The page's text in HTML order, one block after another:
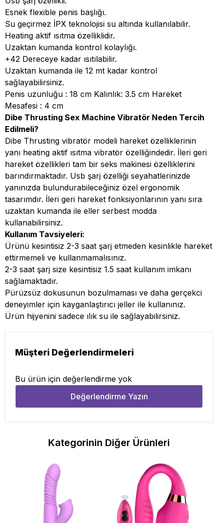
Esnek flexible penis başlığı.
Su geçirmez İPX teknolojisi su altında kullanılabilir.
Heating aktif ısıtma özelliklidir.
Uzaktan kumanda kontrol kolaylığı.
+42 Dereceye kadar ısıtılabilir.
Uzaktan kumanda ile 12 mt kadar kontrol
sağlayabilirsiniz.
Penis uzunluğu : 18 cm Kalınlık: 3.5 cm Hareket
Mesafesi : 4 cm
Dibe Thrusting Sex Machine Vibratör Neden Tercih
Edilmeli?
Dibe Thrusting vibratör modeli hareket özelliklerinin
yanı heating aktif ısıtma vibratör özelliğindedir. İleri geri
hareket özellikleri tam bir seks makinesi özelliklerini
barındırmaktadır. Usb şarj özelliği seyahatlerinizde
yanınızda bulundurabileceğiniz özel ergonomik
tasarımdır. İleri geri hareket fonksiyonlarının yanı sıra
uzaktan kumanda ile eller serbest modda
kullanabilirsiniz.
Kullanım Tavsiyeleri:
Ürünü kesintisiz 2-3 saat şarj etmeden kesinlikle hareket
ettirmemeli ve kullanmamalısınız.
2-3 saat şarj size kesintisiz 1.5 saat kullanım imkanı
sağlamaktadır.
Pürüzsüz dokusunun bozulmaması ve daha gerçekci
deneyimler için kayganlaştırıcı jeller ile kullanınız.
Ürün hijyenini sadece ılık su ile sağlayabilirsiniz.
Müşteri Değerlendirmeleri
Bu ürün için değerlendirme yok
Değerlendirme Yazın
Kategorinin Diğer Ürünleri